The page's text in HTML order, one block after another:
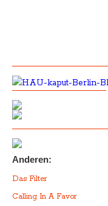
Anderen:
Das Filter
Calling In A Favor